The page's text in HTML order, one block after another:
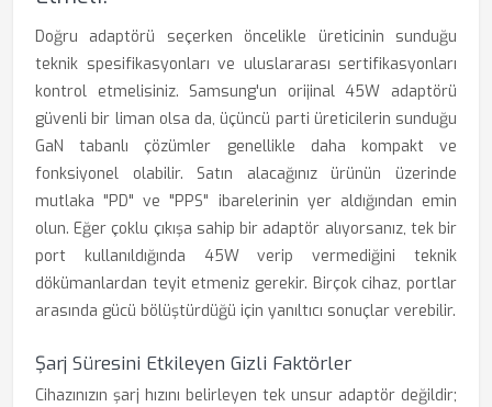
Doğru adaptörü seçerken öncelikle üreticinin sunduğu
teknik spesifikasyonları ve uluslararası sertifikasyonları
kontrol etmelisiniz. Samsung'un orijinal 45W adaptörü
güvenli bir liman olsa da, üçüncü parti üreticilerin sunduğu
GaN tabanlı çözümler genellikle daha kompakt ve
fonksiyonel olabilir. Satın alacağınız ürünün üzerinde
mutlaka "PD" ve "PPS" ibarelerinin yer aldığından emin
olun. Eğer çoklu çıkışa sahip bir adaptör alıyorsanız, tek bir
port kullanıldığında 45W verip vermediğini teknik
dökümanlardan teyit etmeniz gerekir. Birçok cihaz, portlar
arasında gücü bölüştürdüğü için yanıltıcı sonuçlar verebilir.
Şarj Süresini Etkileyen Gizli Faktörler
Cihazınızın şarj hızını belirleyen tek unsur adaptör değildir;